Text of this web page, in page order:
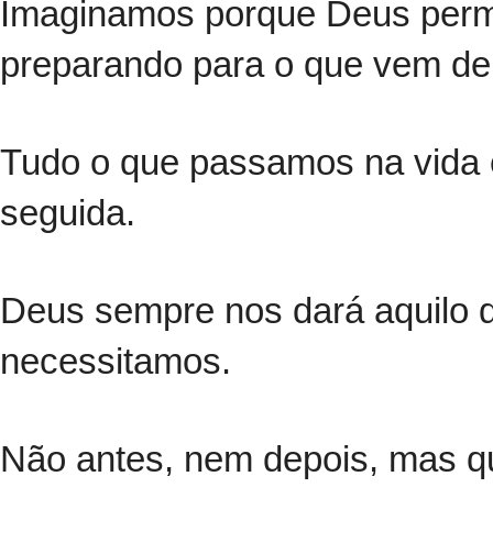
Imaginamos porque Deus
preparando para o que vem
Tudo o que passamos na
seguida.
Deus sempre nos dará aquilo
necessitamos.
Não antes, nem depois, mas